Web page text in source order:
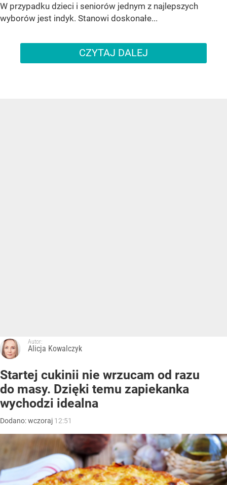
W przypadku dzieci i seniorów jednym z najlepszych
wyborów jest indyk. Stanowi doskonałe...
CZYTAJ DALEJ
Autor:
Alicja Kowalczyk
Startej cukinii nie wrzucam od razu
do masy. Dzięki temu zapiekanka
wychodzi idealna
Dodano:wczoraj 12:51